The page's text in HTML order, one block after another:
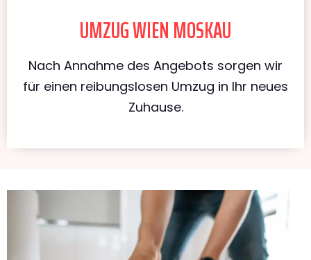
UMZUG WIEN MOSKAU
Nach Annahme des Angebots sorgen wir
für einen reibungslosen Umzug in Ihr neues
Zuhause.